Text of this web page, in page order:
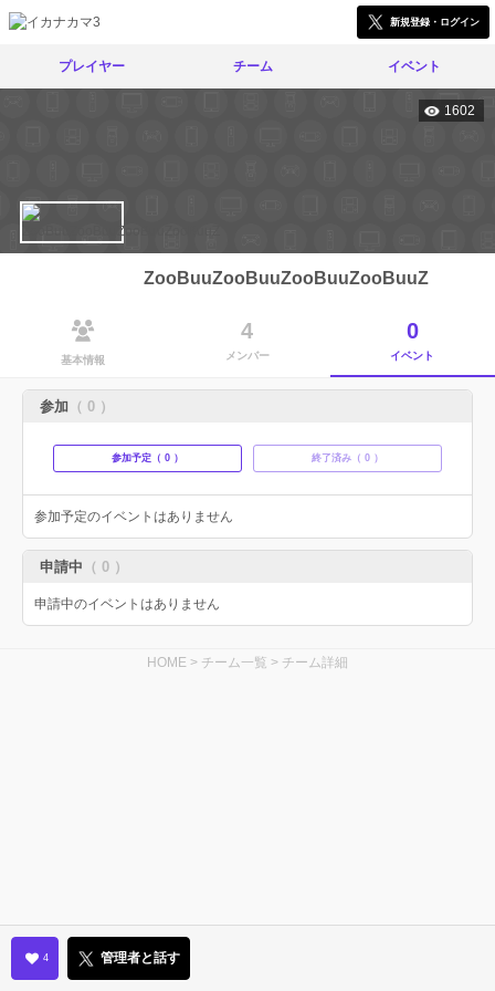
新規登録・ログイン
プレイヤー チーム イベント
1602
ZooBuuZooBuuZooBuuZooBuuZ
基本情報
4
メンバー
0
イベント
参加 （ 0 ）
参加予定（ 0 ） 終了済み（ 0 ）
参加予定のイベントはありません
申請中 （ 0 ）
申請中のイベントはありません
HOME > チーム一覧 > チーム詳細
4 管理者と話す